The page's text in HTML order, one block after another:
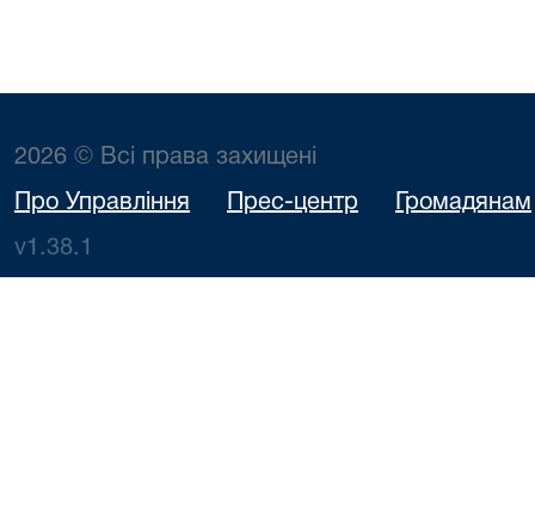
2026 © Всі права захищені
Про Управління Прес-центр Громадянам
v1.38.1